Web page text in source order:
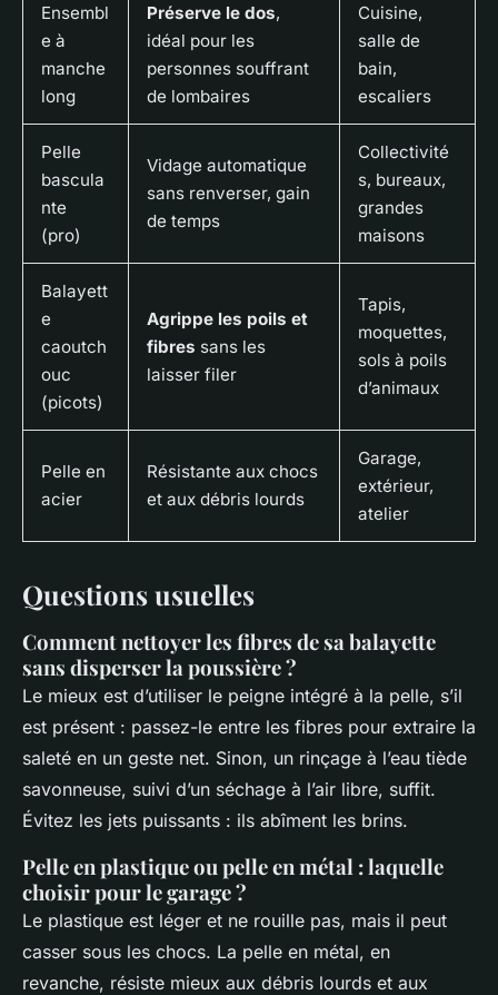
Ensembl
e à
manche
long
Préserve le dos,
idéal pour les
personnes souffrant
de lombaires
Cuisine,
salle de
bain,
escaliers
Pelle
bascula
nte
(pro)
Vidage automatique
sans renverser, gain
de temps
Collectivité
s, bureaux,
grandes
maisons
Balayett
e
caoutch
ouc
(picots)
Agrippe les poils et
fibres sans les
laisser filer
Tapis,
moquettes,
sols à poils
d’animaux
Pelle en
acier
Résistante aux chocs
et aux débris lourds
Garage,
extérieur,
atelier
Questions usuelles
Comment nettoyer les fibres de sa balayette
sans disperser la poussière ?
Le mieux est d’utiliser le peigne intégré à la pelle, s’il
est présent : passez-le entre les fibres pour extraire la
saleté en un geste net. Sinon, un rinçage à l’eau tiède
savonneuse, suivi d’un séchage à l’air libre, suffit.
Évitez les jets puissants : ils abîment les brins.
Pelle en plastique ou pelle en métal : laquelle
choisir pour le garage ?
Le plastique est léger et ne rouille pas, mais il peut
casser sous les chocs. La pelle en métal, en
revanche, résiste mieux aux débris lourds et aux